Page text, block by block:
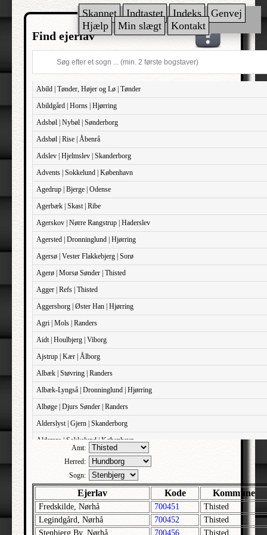
Skannet Indtastet Indeks
Genvej
Hjælp
Min slægt Kontakt
Find ejerlav
Abild | Tønder, Højer og Lø | Tønder
Abildgård | Horns | Hjørring
Adsbøl | Nybøl | Sønderborg
Adsbøl | Rise | Åbenrå
Adslev | Hjelmslev | Skanderborg
Advents | Sokkelund | København
Agedrup | Bjerge | Odense
Agerbæk | Skast | Ribe
Agerskov | Nørre Rangstrup | Haderslev
Agersted | Dronninglund | Hjørring
Agersø | Vester Flakkebjerg | Sorø
Agerø | Morsø Sønder | Thisted
Agger | Refs | Thisted
Aggersborg | Øster Han | Hjørring
Agri | Mols | Randers
Aidt | Houlbjerg | Viborg
Ajstrup | Kær | Ålborg
Albæk | Støvring | Randers
Albæk-Lyngså | Dronninglund | Hjørring
Albøge | Djurs Sønder | Randers
Alderslyst | Gjern | Skanderborg
Aldersro | Sokkelund | København
Allehelgens | Sokkelund | København
Aller | Sønder Tyrstrup | Haderslev
Allerslev | Bårse | Præstø
Allerslev | Voldborg | Roskilde
Allerup | Åsum | Odense
Amt:
Herred:
Sogn:
Ejerlav Kode Kommune
Fredskilde, Nørhå 700451
Thisted
Legindgård, Nørhå
700452
Thisted
Stenbjerg By, Nørhå
700456 Thisted